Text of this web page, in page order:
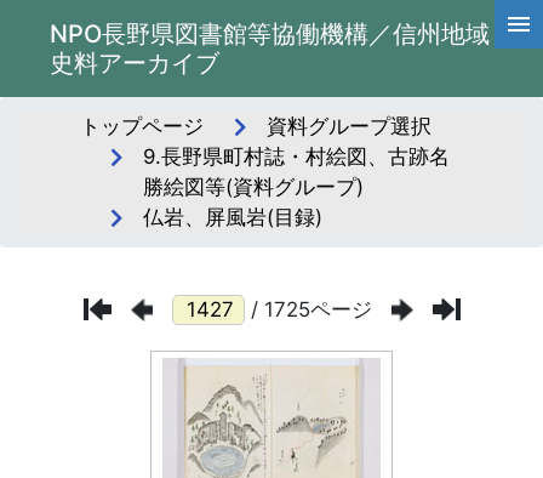
NPO長野県図書館等協働機構／信州地域
史料アーカイブ
トップページ
資料グループ選択
9.長野県町村誌・村絵図、古跡名
勝絵図等(資料グループ)
仏岩、屏風岩(目録)
/ 1725ページ